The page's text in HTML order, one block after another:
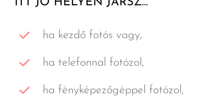
ITT JÓ HELYEN JÁRSZ…
ha kezdő fotós vagy,
ha telefonnal fotózol,
ha fényképezőgéppel fotózol,